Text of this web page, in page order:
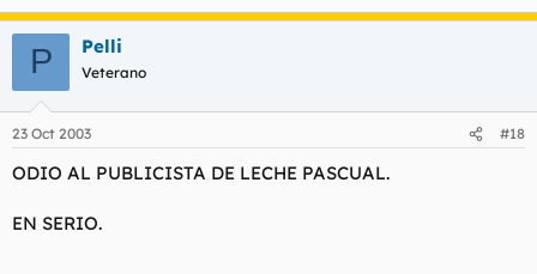
P Pelli
Veterano
23 Oct 2003 #18
ODIO AL PUBLICISTA DE LECHE PASCUAL.
EN SERIO.